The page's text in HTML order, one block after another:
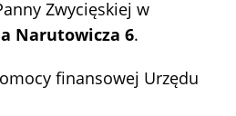
Zwycięskiej w
Narutowicza 6.
finansowej Urzędu